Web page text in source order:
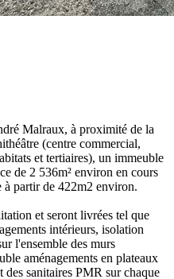
Malraux, à proximité de la
(centre commercial,
et tertiaires), un immeuble
de 2 536m² environ en cours
partir de 422m2 environ.
et seront livrées tel que
intérieurs, isolation
l'ensemble des murs
aménagements en plateaux
des sanitaires PMR sur chaque